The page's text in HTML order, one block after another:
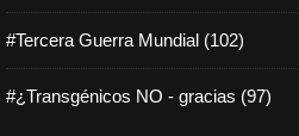
#Tercera Guerra Mundial (102)
#¿Transgénicos NO - gracias (97)